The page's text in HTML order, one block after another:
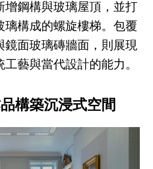
鋼構與玻璃屋頂，並打
璃構成的螺旋樓梯。包覆
鏡面玻璃磚牆面，則展現
藝與當代設計的能力。
構築沉浸式空間